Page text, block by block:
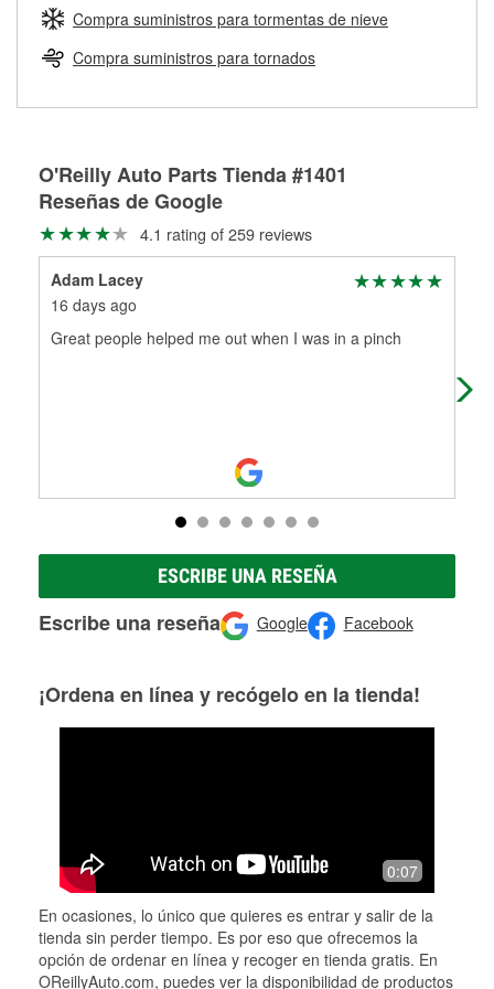
Más información sobre el Programa de Préstamo de
Herramientas de O'Reilly
medirán tus tambores o discos para determinar si pueden
ser rectificados con seguridad. Si tus tambores o discos no
pueden ser reutilizados, podemos ayudarte a encontrar las
partes de reemplazo correctas para tu reparación.
Rectificación de tambores y discos de freno
Compra suministros para tormentas de nieve
Compra suministros para tornados
O'Reilly Auto Parts Tienda #1401
Reseñas de Google
4.1 rating of 259 reviews
Adam Lacey
16 days ago
Great people helped me out when I was in a pinch
ESCRIBE UNA RESEÑA
Escribe una reseña Google Facebook
¡Ordena en línea y recógelo en la tienda!
0:07
En ocasiones, lo único que quieres es entrar y salir de la
tienda sin perder tiempo. Es por eso que ofrecemos la
opción de ordenar en línea y recoger en tienda gratis. En
OReillyAuto.com, puedes ver la disponibilidad de productos